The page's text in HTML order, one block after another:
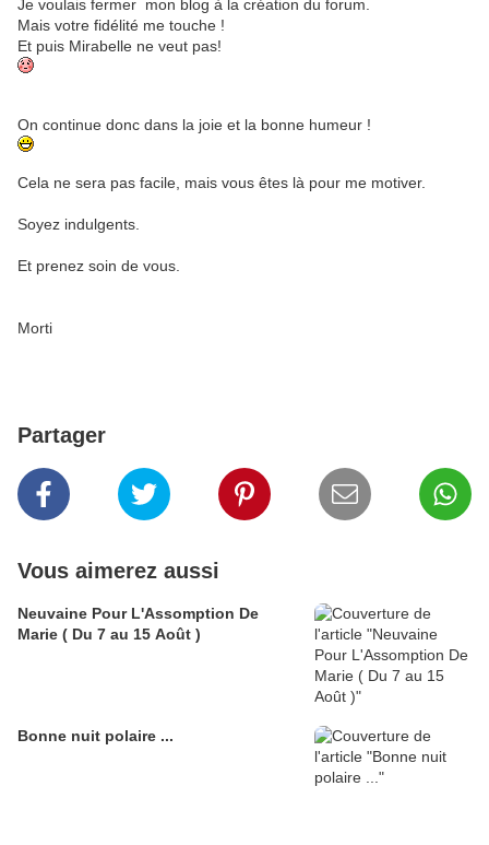
Je voulais fermer mon blog à la création du forum.
Mais votre fidélité me touche !
Et puis Mirabelle ne veut pas!
On continue donc dans la joie et la bonne humeur !
Cela ne sera pas facile, mais vous êtes là pour me motiver.
Soyez indulgents.
Et prenez soin de vous.
Morti
Partager
Vous aimerez aussi
Neuvaine Pour L'Assomption De
Marie ( Du 7 au 15 Août )
Bonne nuit polaire ...